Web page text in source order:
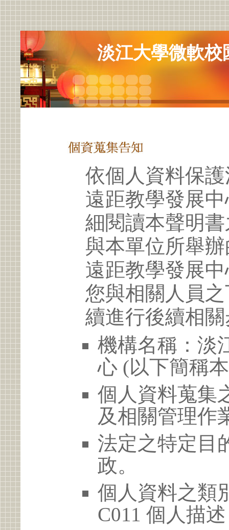
淡江大學微軟校
依個人資料保
遠距教學發展
細閱讀本聲明
與本單位所舉
遠距教學發展
您與相關人員
續進行後續相
機構名稱：淡
心 (以下簡稱
個人資料蒐集
及相關管理作
法定之特定目
政。
個人資料之類
C011 個人描述